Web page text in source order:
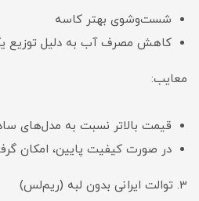
شست‌وشوی بهتر کاسه
کاهش مصرف آب به دلیل توزیع
معایب:
قیمت بالاتر نسبت به مدل‌های
در صورت کیفیت پایین، امکان
3. توالت ایرانی بدون لبه (ریم‌لس)